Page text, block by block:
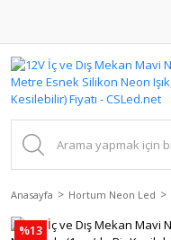
Anasayfa Hortum Neon Led
%13